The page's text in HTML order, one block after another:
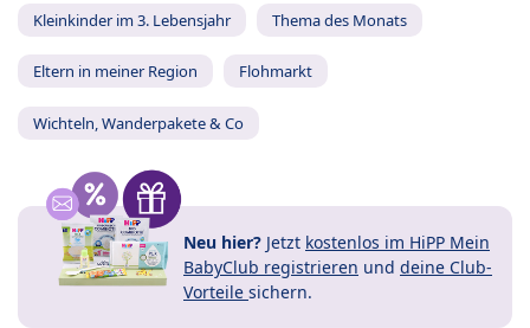
Kleinkinder im 3. Lebensjahr Thema des Monats
Eltern in meiner Region Flohmarkt
Wichteln, Wanderpakete & Co
Neu hier? Jetzt kostenlos im HiPP Mein
BabyClub registrieren und deine Club-
Vorteile sichern.